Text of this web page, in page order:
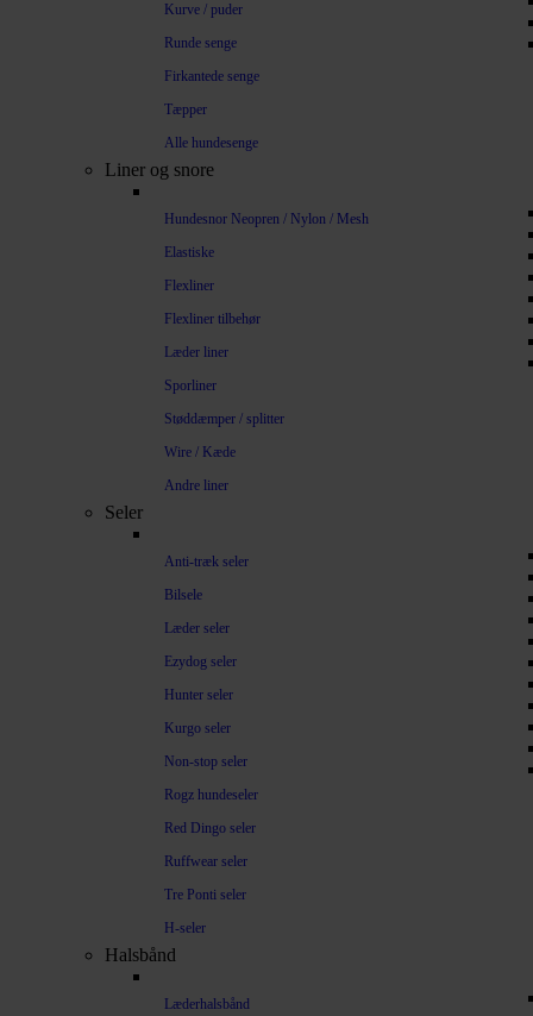
Kurve / puder
Runde senge
Firkantede senge
Tæpper
Alle hundesenge
Liner og snore
Hundesnor Neopren / Nylon / Mesh
Elastiske
Flexliner
Flexliner tilbehør
Læder liner
Sporliner
Støddæmper / splitter
Wire / Kæde
Andre liner
Seler
Anti-træk seler
Bilsele
Læder seler
Ezydog seler
Hunter seler
Kurgo seler
Non-stop seler
Rogz hundeseler
Red Dingo seler
Ruffwear seler
Tre Ponti seler
H-seler
Halsbånd
Læderhalsbånd